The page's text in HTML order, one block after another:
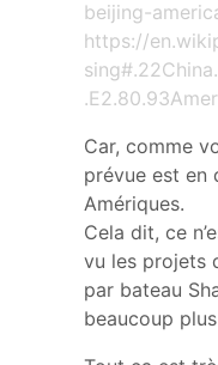
beijing-
https://
Car, comme
prévue est en
Amériques.
Cela dit, ce
vu les projets
par bateau
beaucoup